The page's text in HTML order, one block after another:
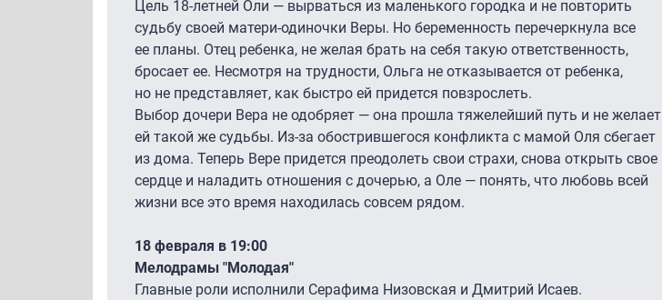
Цель 18-летней Оли — вырваться из маленького городка и не повторить
судьбу своей матери-одиночки Веры. Но беременность перечеркнула все
ее планы. Отец ребенка, не желая брать на себя такую ответственность,
бросает ее. Несмотря на трудности, Ольга не отказывается от ребенка,
но не представляет, как быстро ей придется повзрослеть.
Выбор дочери Вера не одобряет — она прошла тяжелейший путь и не желает
ей такой же судьбы. Из-за обострившегося конфликта с мамой Оля сбегает
из дома. Теперь Вере придется преодолеть свои страхи, снова открыть свое
сердце и наладить отношения с дочерью, а Оле — понять, что любовь всей
жизни все это время находилась совсем рядом.
18 февраля в 19:00
Мелодрамы "Молодая"
Главные роли исполнили Серафима Низовская и Дмитрий Исаев.